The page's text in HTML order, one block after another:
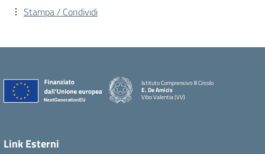
Stampa / Condividi
Istituto Comprensivo III Circolo
E. De Amicis
Vibo Valentia (VV)
Link Esterni